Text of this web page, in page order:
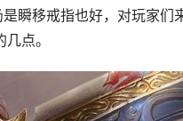
瞬移戒指也好，对玩家
点。